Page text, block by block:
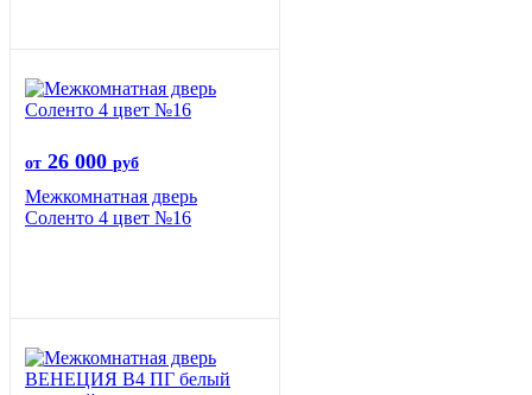
от 26 000 руб
Межкомнатная дверь
Соленто 4 цвет №16